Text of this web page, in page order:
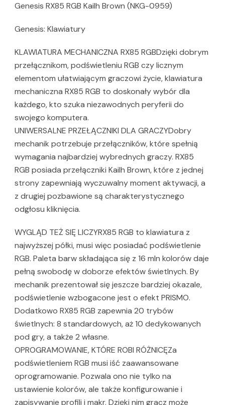
Genesis RX85 RGB Kailh Brown (NKG-0959)
Genesis: Klawiatury
KLAWIATURA MECHANICZNA RX85 RGBDzięki dobrym
przełącznikom, podświetleniu RGB czy licznym
elementom ułatwiającym graczowi życie, klawiatura
mechaniczna RX85 RGB to doskonały wybór dla
każdego, kto szuka niezawodnych peryferii do
swojego komputera.
UNIWERSALNE PRZEŁĄCZNIKI DLA GRACZYDobry
mechanik potrzebuje przełączników, które spełnią
wymagania najbardziej wybrednych graczy. RX85
RGB posiada przełączniki Kailh Brown, które z jednej
strony zapewniają wyczuwalny moment aktywacji, a
z drugiej pozbawione są charakterystycznego
odgłosu kliknięcia.
WYGLĄD TEŻ SIĘ LICZYRX85 RGB to klawiatura z
najwyższej półki, musi więc posiadać podświetlenie
RGB. Paleta barw składająca się z 16 mln kolorów daje
pełną swobodę w doborze efektów świetlnych. By
mechanik prezentował się jeszcze bardziej okazale,
podświetlenie wzbogacone jest o efekt PRISMO.
Dodatkowo RX85 RGB zapewnia 20 trybów
świetlnych: 8 standardowych, aż 10 dedykowanych
pod gry, a także 2 własne.
OPROGRAMOWANIE, KTÓRE ROBI RÓŻNICĘZa
podświetleniem RGB musi iść zaawansowane
oprogramowanie. Pozwala ono nie tylko na
ustawienie kolorów, ale także konfigurowanie i
zapisywanie profili i makr. Dzięki nim gracz może